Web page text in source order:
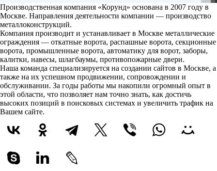
Производственная компания «Корунд» основана в 2007 году в
Москве. Направления деятельности компании — производство
металлоконструкций.
Компания производит и устанавливает в Москве металлические
ограждения — откатные ворота, распашные ворота, секционные
ворота, промышленные ворота, автоматику для ворот, заборы,
калитки, навесы, шлагбаумы, противопожарные двери.
Наша команда специализируется на создании сайтов в Москве, а
также на их успешном продвижении, сопровождении и
обслуживании. За годы работы мы накопили огромный опыт в
этой области, что позволяет нам точно знать, как достичь
высоких позиций в поисковых системах и увеличить трафик на
Вашем сайте.